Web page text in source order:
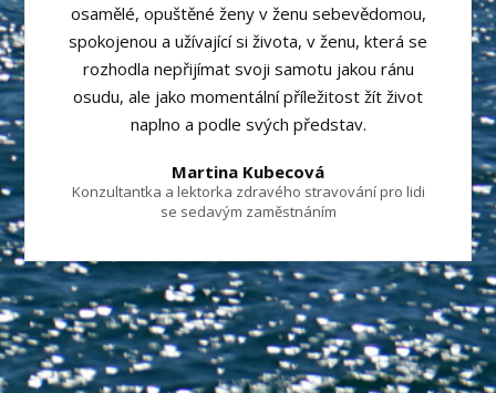
osamělé, opuštěné ženy v ženu sebevědomou,
spokojenou a užívající si života, v ženu, která se
rozhodla nepřijímat svoji samotu jakou ránu
osudu, ale jako momentální příležitost žít život
naplno a podle svých představ.
Martina Kubecová
Konzultantka a lektorka zdravého stravování pro lidi
se sedavým zaměstnáním